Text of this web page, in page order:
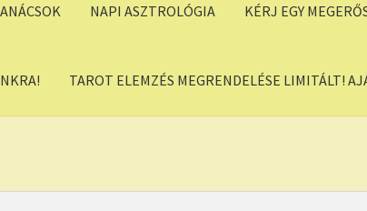
NAPI ASZTROLÓGIA KÉRJ EGY
TAROT ELEMZÉS MEGRENDELÉSE LIMITÁLT!